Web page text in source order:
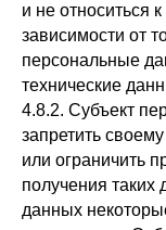
и не относиться
зависимости от
персональные
технические
4.8.2. Субъект
запретить
или ограничить
получения
данных